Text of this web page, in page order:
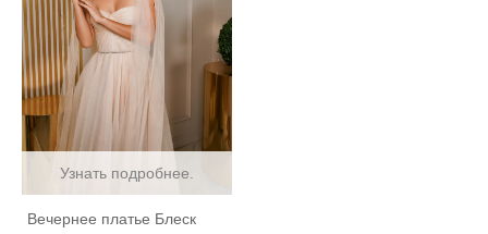
Узнать подробнее.
Вечернее платье Блеск